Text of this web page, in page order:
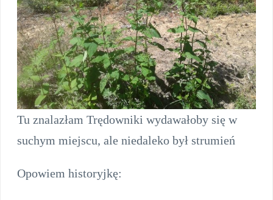
Tu znalazłam Trędowniki wydawałoby się w
suchym miejscu, ale niedaleko był strumień
Opowiem historyjkę: